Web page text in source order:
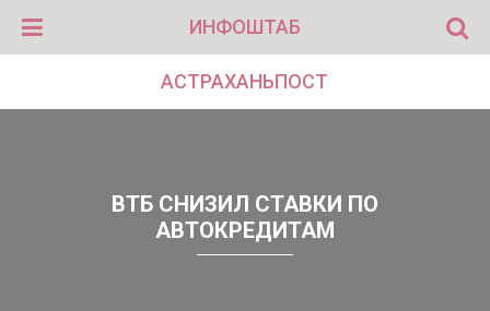
ИНФОШТАБ
АСТРАХАНЬПОСТ
ВТБ СНИЗИЛ СТАВКИ ПО
АВТОКРЕДИТАМ